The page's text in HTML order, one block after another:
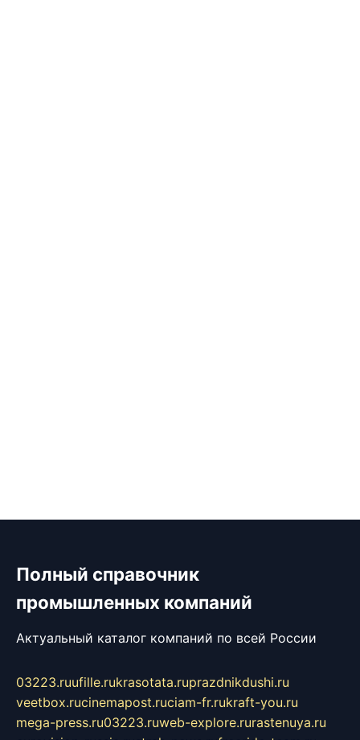
Полный справочник
промышленных компаний
Актуальный каталог компаний по всей России
03223.ruufille.rukrasotata.ruprazdnikdushi.ru
veetbox.rucinemapost.ruciam-fr.rukraft-you.ru
mega-press.ru03223.ruweb-explore.rurastenuya.ru